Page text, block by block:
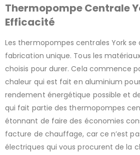
Thermopompe Centrale
Efficacité
Les thermopompes centrales York
fabrication unique. Tous les
choisis pour durer. Cela commence
chaleur qui est fait en aluminium
rendement énergétique possible et
qui fait partie des thermopompes
étonnant de faire des économies
facture de chauffage, car ce n’est
électriques qui vous procurent de la